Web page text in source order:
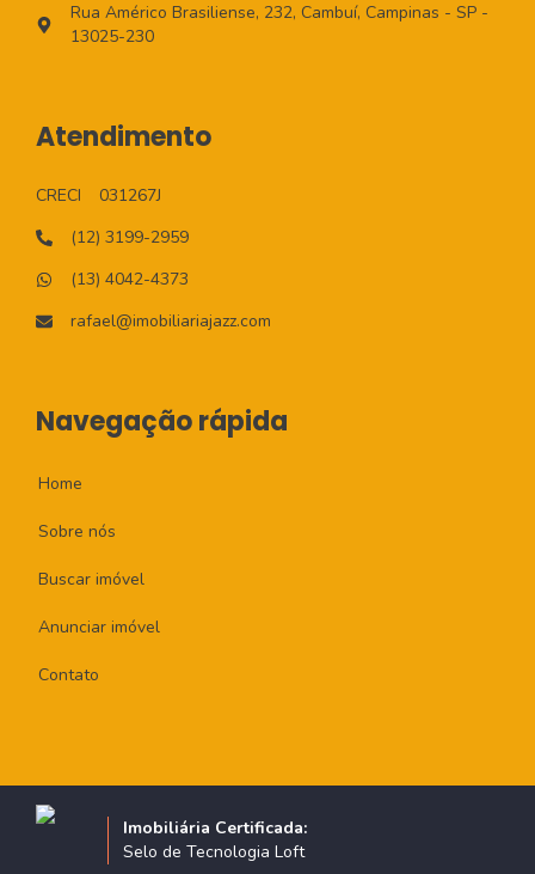
Rua Américo Brasiliense, 232, Cambuí, Campinas - SP -
13025-230
Atendimento
CRECI
031267J
(12) 3199-2959
(13) 4042-4373
rafael@imobiliariajazz.com
Navegação rápida
Home
Sobre nós
Buscar imóvel
Anunciar imóvel
Contato
Imobiliária Certificada:
Selo de Tecnologia Loft